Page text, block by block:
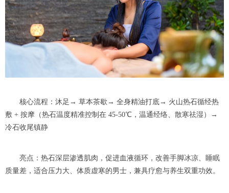
核心流程：沐足→ 草本茶歇→ 全身精油打底→ 火山热石循经热
敷 + 按摩（热石温度精准控制在 45-50℃，温通经络、散寒祛湿）→
冷石收尾镇静
亮点：热石深层渗透肌肉，促进血液循环，改善手脚冰凉、睡眠
质量差，适合压力大、体质虚寒的男士，兼具疗愈与养生双重功效。